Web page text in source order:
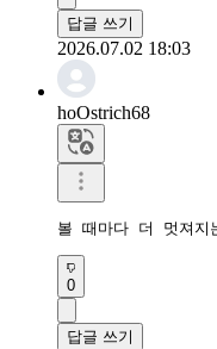
답글 쓰기
2026.07.02 18:03
hoOstrich68
볼 때마다 더 멋져
0
답글 쓰기